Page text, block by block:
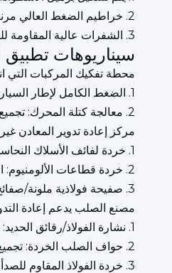
2. خراطيم الضغط العالي مرنة تمامًا، وتمتص اهتزازات الصدمات وتحمي المكونات الهيدروليكية.
3. الشفرات عالية المقاومة للتآكل مطعمة على جانبي الغطاء وغطاء الباب من أجل القطع الأوتوماتيكي للشرائط الطويلة من مواد النفايات.
سيناريوهات تطبيق
محطة تفكيك المركبات التي
1. الضغط الكامل لإطار السيارة: الضغط المباشر لإطار السيارة/الشاحنة بالكامل دون قطع مسبق؛
2. معالجة كتلة المحرك: تجميع عالي الكثافة لأجزاء الحديد الزهر لتحسين كفاءة إعادة التدوير.
مركز إعادة تدوير المعادن غير
1. خردة لفائف الأسلاك النحاسية: الضغط في الطوب النحاسي بعد تفتيت الملفات لتقليل فقدان الأكسدة؛
2. خردة قطاعات الألومنيوم: التجميع الفعال لمواد الأبواب والنوافذ ومقاطع الألومنيوم الصناعية؛
3. صفيحة فولاذية ملونة/صفائح معدنية: معالجة تكثيف المواد الرقيقة.
مصنع الصلب يدعم إعادة
1. نشارة الفولاذ/رقائق الحديد: قولبة نفايات قطع المعادن؛
2. حواف الصلب الخردة: تجميع موحد لنهايات الألواح الفولاذية.
3. خردة الفولاذ المقاوم للصدأ: ضغط مصنف للمواد مثل 304/316.